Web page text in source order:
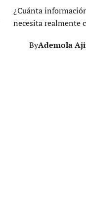
¿Cuánta
necesita realmente
ByAdemola